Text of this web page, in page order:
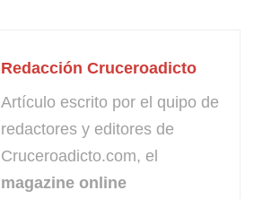
Redacción Cruceroadicto
Artículo escrito por el quipo de
redactores y editores de
Cruceroadicto.com, el
magazine online